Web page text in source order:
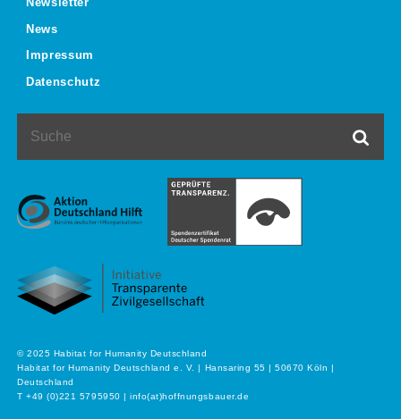
© 2025 Habitat for Humanity Deutschland
Habitat for Humanity Deutschland e. V. | Hansaring 55 | 50670 Köln |
Deutschland
T +49 (0)221 5795950 | info(at)hoffnungsbauer.de
News
Impressum
Datenschutz